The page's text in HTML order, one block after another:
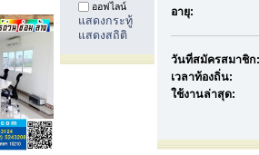
ออฟไลน์
แสดงกระทู้
แสดงสถิติ
อายุ:
วันที่สมัครสมาชิก:
เวลาท้องถิ่น:
ใช้งานล่าสุด: